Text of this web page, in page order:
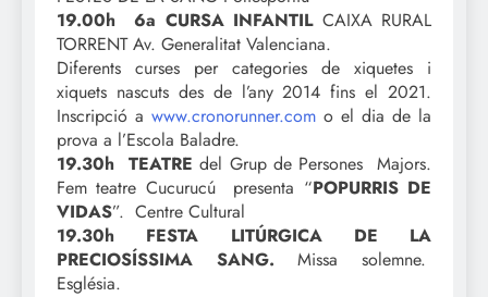
19.00h 6a CURSA INFANTILCAIXA RURAL
TORRENT Av. Generalitat Valenciana.
Diferents curses per categories de xiquetes i
xiquets nascuts des de l’any 2014 fins el 2021.
Inscripció a www.cronorunner.com o el dia de la
prova a l’Escola Baladre.
19.30h TEATRE del Grup de Persones Majors.
Fem teatre Cucurucú presenta “POPURRIS DE
VIDAS”. Centre Cultural
19.30h FESTA LITÚRGICA DE LA
PRECIOSÍSSIMA SANG. Missa solemne.
Església.